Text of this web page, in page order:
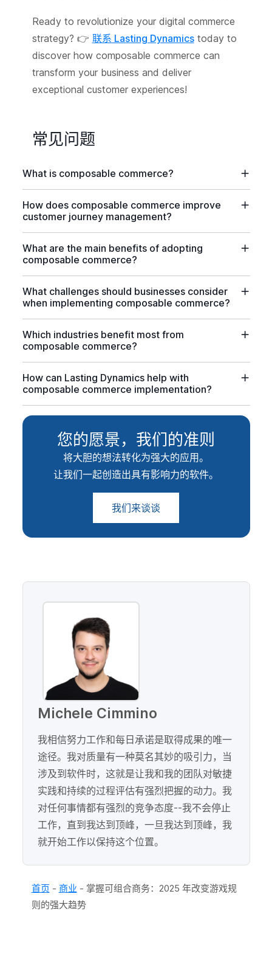
Ready to revolutionize your digital commerce
strategy? 👉 联系 Lasting Dynamicstoday to
discover how composable commerce can
transform your business and deliver
exceptional customer experiences!
常见问题
What is composable commerce?
How does composable commerce improve
customer journey management?
What are the main benefits of adopting
composable commerce?
What challenges should businesses consider
when implementing composable commerce?
Which industries benefit most from
composable commerce?
How can Lasting Dynamics help with
composable commerce implementation?
您的愿景，我们的准则
将大胆的想法转化为强大的应用。
让我们一起创造出具有影响力的软件。
我们来谈谈
Michele Cimmino
我相信努力工作和每日承诺是取得成果的唯一
途径。我对质量有一种莫名其妙的吸引力，当
涉及到软件时，这就是让我和我的团队对敏捷
实践和持续的过程评估有强烈把握的动力。我
对任何事情都有强烈的竞争态度--我不会停止
工作，直到我达到顶峰，一旦我达到顶峰，我
就开始工作以保持这个位置。
首页 - 商业 - 掌握可组合商务：2025 年改变游戏规
则的强大趋势